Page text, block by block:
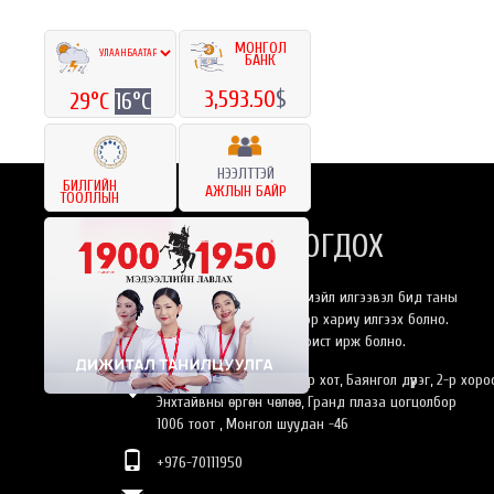
«
БИДЭНТЭЙ ХОЛБОГДОХ
Та бидэнлүү онлайнаар имэйл илгээвэл бид таны
хүсэлтэнд 24 цагийн дотор хариу илгээх болно.
Эсвэл өөрийн биеэр оффист ирж болно.
Монгол Улс, Улаанбаатар хот, Баянгол дүүрэг, 2-р
Энхтайвны өргөн чөлөө, Гранд плаза цогцолбор
1006 тоот , Монгол шуудан -46
+976-70111950
29°C 16°C
МОНГОЛ
БАНК
3,593.50$
БИЛГИЙН
ТООЛЛЫН
НЭЭЛТТЭЙ
АЖЛЫН БАЙР